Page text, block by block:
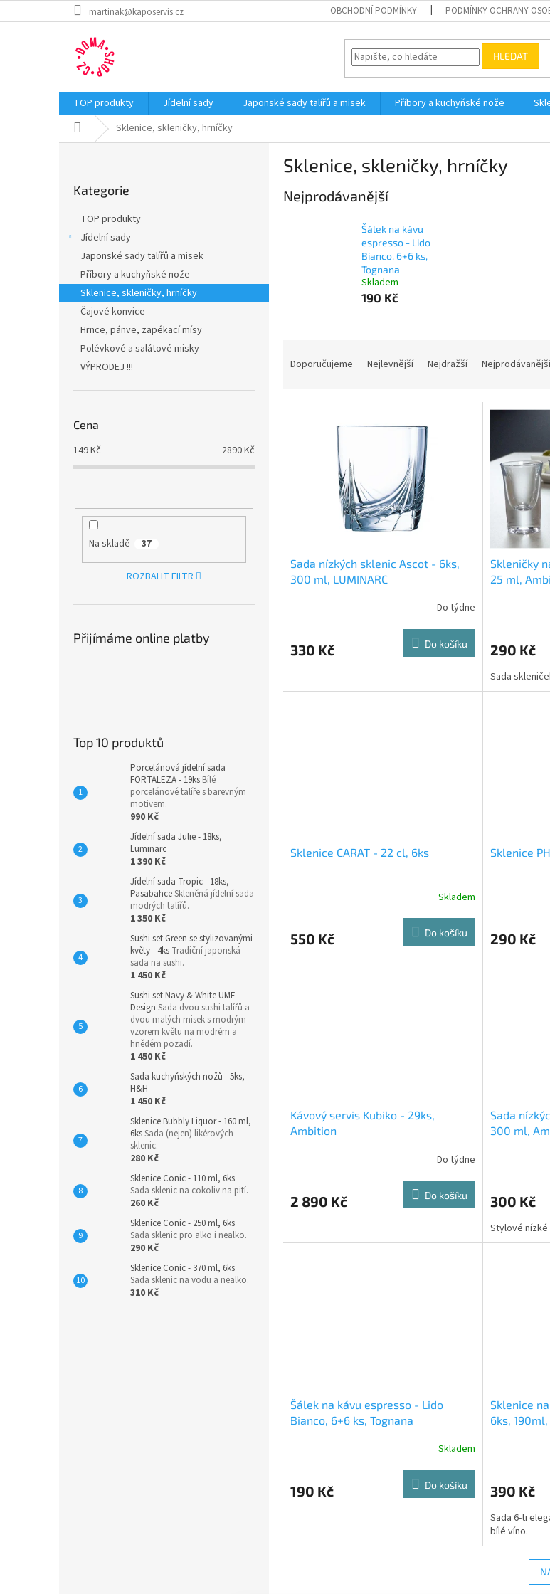
na
martinak@kaposervis.cz OBCHODNÍ PODMÍNKY PODMÍNKY OCHRANY
HLEDAT
TOP produkty Jídelní sady Japonské sady talířů a misek Příbory a kuchyňské nože
Domů Sklenice, skleničky, hrníčky
a
kategorie
Kategorie
TOP produkty
Jídelní sady
Japonské sady talířů a misek
Příbory a kuchyňské nože
Sklenice, skleničky, hrníčky
Čajové konvice
Hrnce, pánve, zapékací mísy
Polévkové a salátové misky
VÝPRODEJ !!!
Cena
149Kč 2890Kč
Na skladě 37
ROZBALIT FILTR
Přijímáme online platby
Top 10 produktů
Porcelánová jídelní sada
FORTALEZA - 19ks Bílé
porcelánové talíře s barevným
motivem.
990 Kč
Jídelní sada Julie - 18ks,
Luminarc
1 390 Kč
Jídelní sada Tropic - 18ks,
PasabahceSkleněná jídelní sada
modrých talířů.
1 350 Kč
Sushi set Green se stylizovanými
květy - 4ks Tradiční japonská
sada na sushi.
1 450 Kč
Sushi set Navy & White UME
Design Sada dvou sushi talířů a
dvou malých misek s modrým
vzorem květu na modrém a
hnědém pozadí.
1 450 Kč
Sada kuchyňských nožů - 5ks,
H&H
1 450 Kč
Sklenice Bubbly Liquor - 160 ml,
6ksSada (nejen) likérových
sklenic.
280 Kč
Sklenice Conic - 110 ml, 6ks
Sada sklenic na cokoliv na pití.
260 Kč
Sklenice Conic - 250 ml, 6ks
Sada sklenic pro alko i nealko.
290 Kč
Sklenice Conic - 370 ml, 6ks
Sada sklenic na vodu a nealko.
310 Kč
Sklenice, skleničky, hrníčky
Nejprodávanější
Šálek na kávu
espresso - Lido
Bianco, 6+6 ks,
Tognana
Skladem
190 Kč
Doporučujeme Nejlevnější Nejdražší Nejprodávanější
Sada nízkých sklenic Ascot - 6ks,
300 ml, LUMINARC
Do týdne
330 Kč Do košíku
Skleničky
25 ml,
290 Kč
Sada
Sklenice CARAT - 22 cl, 6ks
Skladem
550 Kč Do košíku
Sklenice
290 Kč
Kávový servis Kubiko - 29ks,
Ambition
Do týdne
2 890 Kč Do košíku
Sada
300 ml,
300 Kč
Stylové nízké
Šálek na kávu espresso - Lido
Bianco, 6+6 ks, Tognana
Skladem
190 Kč Do košíku
Sklenice
6ks,
390 Kč
Sada 6-ti
bílé víno.